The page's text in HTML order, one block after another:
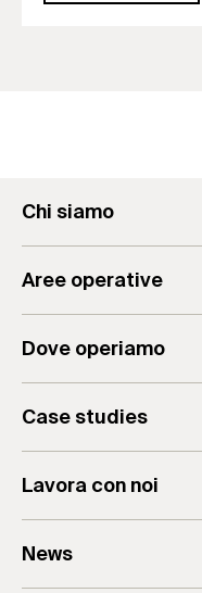
Chi siamo
Il team
Aree operative
Consulenza Aziendale
Dove operiamo
Case studies
Lavora con noi
News